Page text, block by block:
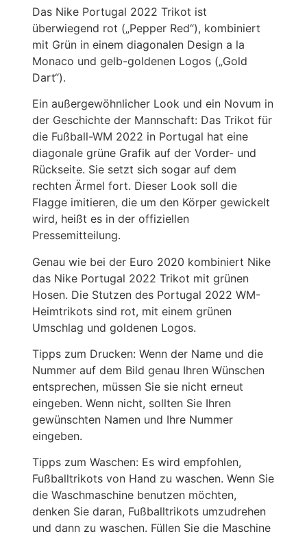
Das Nike Portugal 2022 Trikot ist
überwiegend rot („Pepper Red“), kombiniert
mit Grün in einem diagonalen Design a la
Monaco und gelb-goldenen Logos („Gold
Dart“).
Ein außergewöhnlicher Look und ein Novum in
der Geschichte der Mannschaft: Das Trikot für
die Fußball-WM 2022 in Portugal hat eine
diagonale grüne Grafik auf der Vorder- und
Rückseite. Sie setzt sich sogar auf dem
rechten Ärmel fort. Dieser Look soll die
Flagge imitieren, die um den Körper gewickelt
wird, heißt es in der offiziellen
Pressemitteilung.
Genau wie bei der Euro 2020 kombiniert Nike
das Nike Portugal 2022 Trikot mit grünen
Hosen. Die Stutzen des Portugal 2022 WM-
Heimtrikots sind rot, mit einem grünen
Umschlag und goldenen Logos.
Tipps zum Drucken: Wenn der Name und die
Nummer auf dem Bild genau Ihren Wünschen
entsprechen, müssen Sie sie nicht erneut
eingeben. Wenn nicht, sollten Sie Ihren
gewünschten Namen und Ihre Nummer
eingeben.
Tipps zum Waschen: Es wird empfohlen,
Fußballtrikots von Hand zu waschen. Wenn Sie
die Waschmaschine benutzen möchten,
denken Sie daran, Fußballtrikots umzudrehen
und dann zu waschen. Füllen Sie die Maschine